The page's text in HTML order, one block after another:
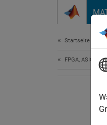
Startseite der
FPGA, ASIC, and